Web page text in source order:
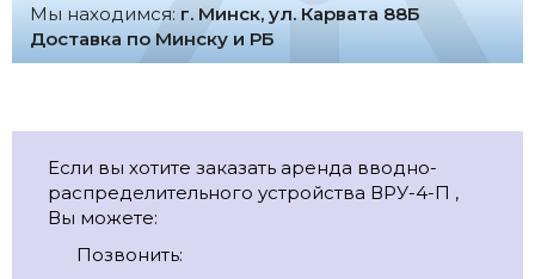
Мы находимся: г. Минск, ул. Карвата 88Б
Доставка по Минску и РБ
Если вы хотите заказать аренда вводно-
распределительного устройства ВРУ-4-П ,
Вы можете:
Позвонить: